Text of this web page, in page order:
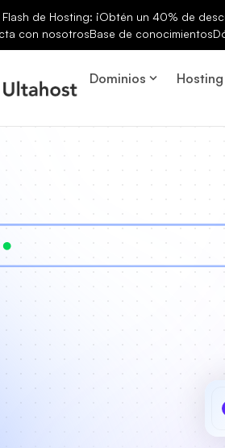
de Hosting: ¡Obtén un 40% de
con nosotrosBase de conocimientos
Dominios Hosting